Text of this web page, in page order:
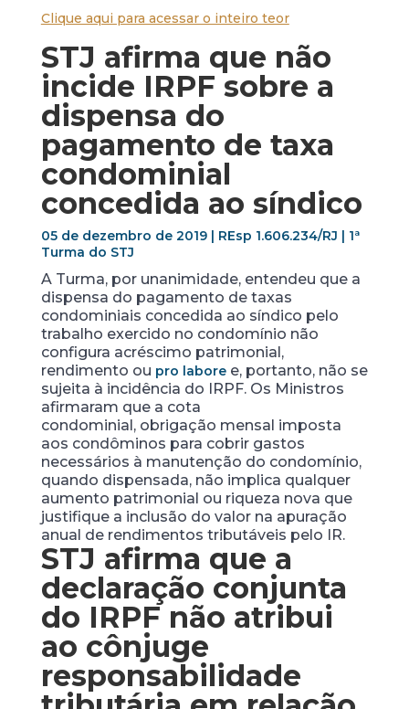
Clique aqui para acessar o inteiro teor
STJ afirma que não
incide IRPF sobre a
dispensa do
pagamento de taxa
condominial
concedida ao síndico
05 de dezembro de 2019 | REsp 1.606.234/RJ | 1ª
Turma do STJ
A Turma, por unanimidade, entendeu que a
dispensa do pagamento de taxas
condominiais concedida ao síndico pelo
trabalho exercido no condomínio não
configura acréscimo patrimonial,
rendimento ou pro laboree, portanto, não se
sujeita à incidência do IRPF. Os Ministros
afirmaram que a cota
condominial, obrigação mensal imposta
aos condôminos para cobrir gastos
necessários à manutenção do condomínio,
quando dispensada, não implica qualquer
aumento patrimonial ou riqueza nova que
justifique a inclusão do valor na apuração
anual de rendimentos tributáveis pelo IR.
STJ afirma que a
declaração conjunta
do IRPF não atribui
ao cônjuge
responsabilidade